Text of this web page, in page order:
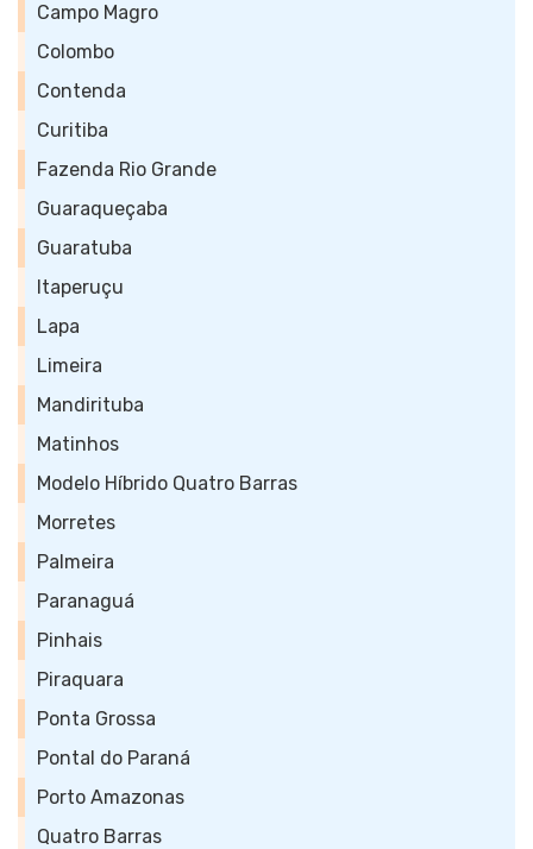
Campo Magro
Colombo
Contenda
Curitiba
Fazenda Rio Grande
Guaraqueçaba
Guaratuba
Itaperuçu
Lapa
Limeira
Mandirituba
Matinhos
Modelo Híbrido Quatro Barras
Morretes
Palmeira
Paranaguá
Pinhais
Piraquara
Ponta Grossa
Pontal do Paraná
Porto Amazonas
Quatro Barras